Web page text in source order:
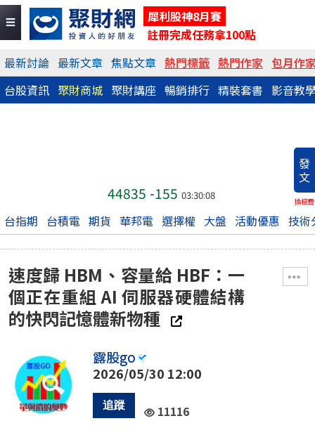
犀利股神8月賽
註冊完成任務拿100點
最新討論 最新文章 焦點文章 熱門標籤 熱門作家 包月作
台股資訊 聚財商城 聚財講座 暢銷排行 精裝套書 影音教
發
文
換稿費
44835 -155 03:30:08
台指期 台積電 期貨 華邦電 選擇權 大盤 活動優惠 技術
速度歸 HBM、容量給 HBF：一
個正在重組 AI 伺服器硬體結構
的快閃記憶體新物種
露股go
2026/05/30 12:00
11116